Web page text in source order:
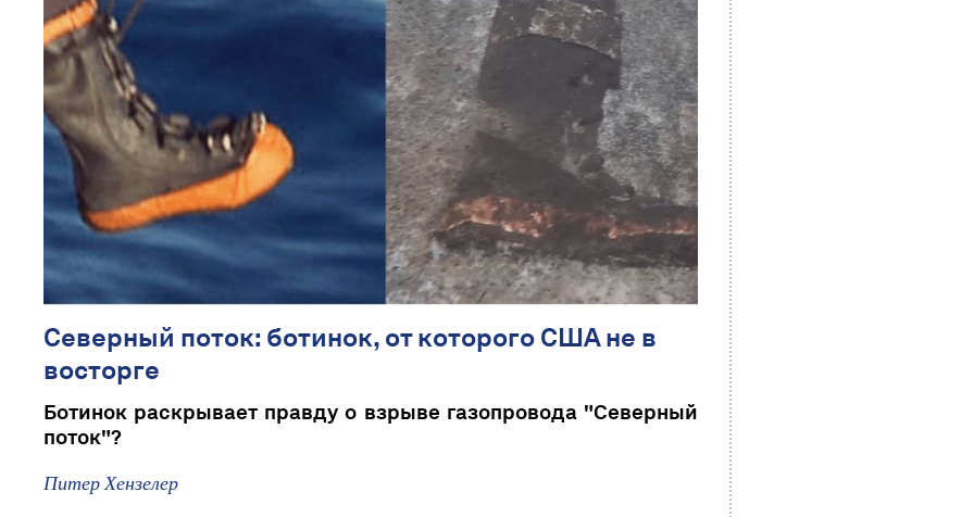
Северный поток: ботинок, от которого США не в
восторге
Ботинок раскрывает правду о взрыве газопровода "Северный
поток"?
Питер Хензелер